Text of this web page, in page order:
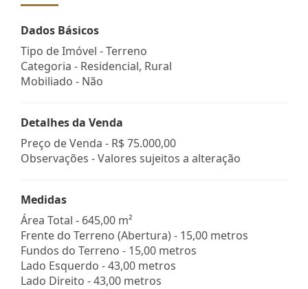
Dados Básicos
Tipo de Imóvel - Terreno
Categoria - Residencial, Rural
Mobiliado - Não
Detalhes da Venda
Preço de Venda - R$ 75.000,00
Observações - Valores sujeitos a alteração
Medidas
Área Total - 645,00 m²
Frente do Terreno (Abertura) - 15,00 metros
Fundos do Terreno - 15,00 metros
Lado Esquerdo - 43,00 metros
Lado Direito - 43,00 metros